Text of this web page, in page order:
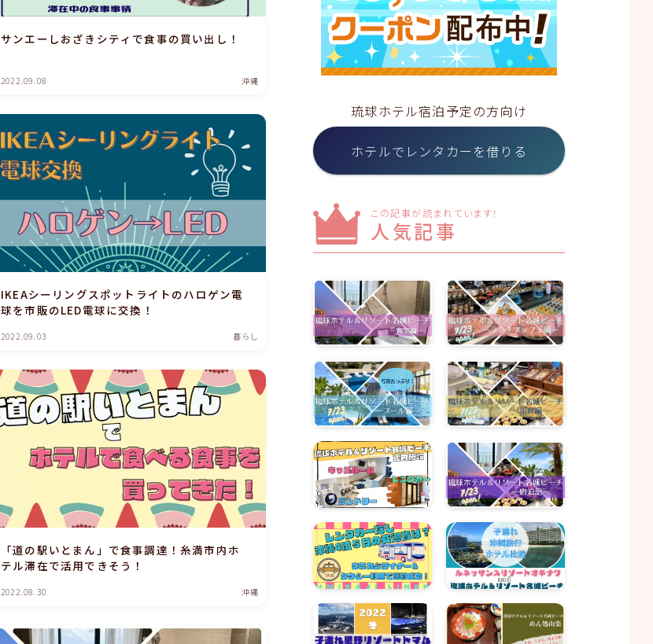
サンエーしおざきシティで食事の買い出し！
2022.09.08 沖縄
IKEAシーリングスポットライトのハロゲン電
球を市販のLED電球に交換！
2022.09.03 暮らし
「道の駅いとまん」で食事調達！糸満市内ホ
テル滞在で活用できそう！
2022.08.30 沖縄
琉球ホテル宿泊予定の方向け
ホテルでレンタカーを借りる
この記事が読まれています！
人気記事